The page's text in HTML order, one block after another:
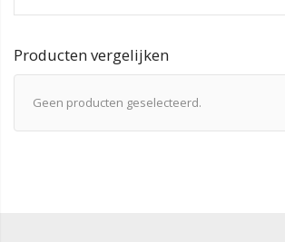
Producten vergelijken
Geen producten geselecteerd.